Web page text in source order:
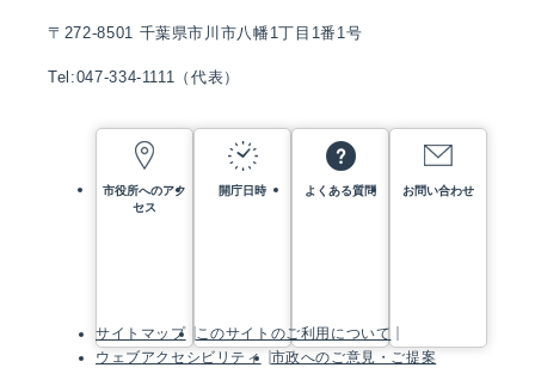
〒272-8501 千葉県市川市八幡1丁目1番1号
Tel:047-334-1111（代表）
市役所へのアク
セス
開庁日時 よくある質問 お問い合わせ
サイトマップ
このサイトのご利用について
ウェブアクセシビリティ
市政へのご意見・ご提案